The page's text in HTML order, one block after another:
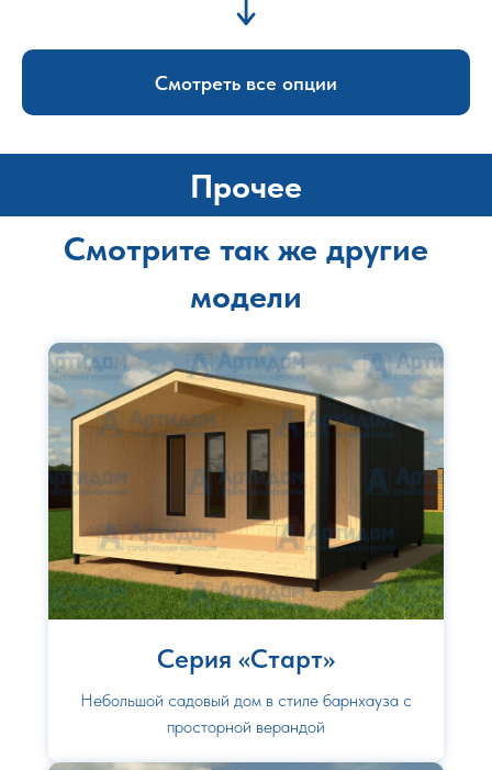
Смотреть все опции
Прочее
Смотрите так же другие
модели
Серия «Старт»
Небольшой садовый дом в стиле барнхауза с
просторной верандой